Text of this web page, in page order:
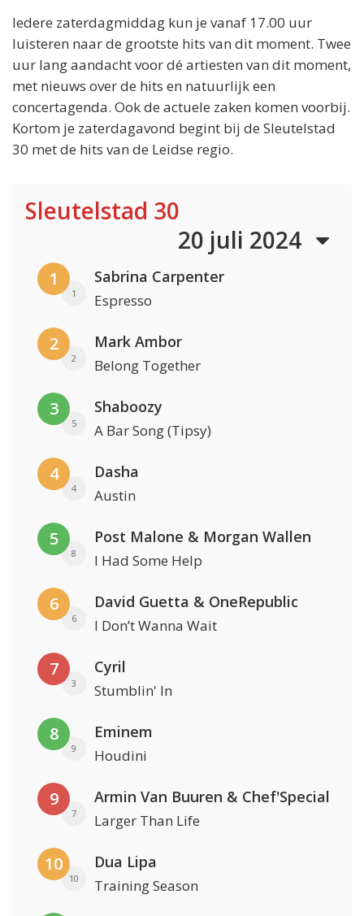
Iedere zaterdagmiddag kun je vanaf 17.00 uur
luisteren naar de grootste hits van dit moment. Twee
uur lang aandacht voor dé artiesten van dit moment,
met nieuws over de hits en natuurlijk een
concertagenda. Ook de actuele zaken komen voorbij.
Kortom je zaterdagavond begint bij de Sleutelstad
30 met de hits van de Leidse regio.
Sleutelstad 30
20 juli 2024
1
1
Sabrina Carpenter
Espresso
2
2
Mark Ambor
Belong Together
3
5
Shaboozy
A Bar Song (Tipsy)
4
4
Dasha
Austin
5
8
Post Malone & Morgan Wallen
I Had Some Help
6
6
David Guetta & OneRepublic
I Don’t Wanna Wait
7
3
Cyril
Stumblin' In
8
9
Eminem
Houdini
9
7
Armin Van Buuren & Chef'Special
Larger Than Life
10
10
Dua Lipa
Training Season